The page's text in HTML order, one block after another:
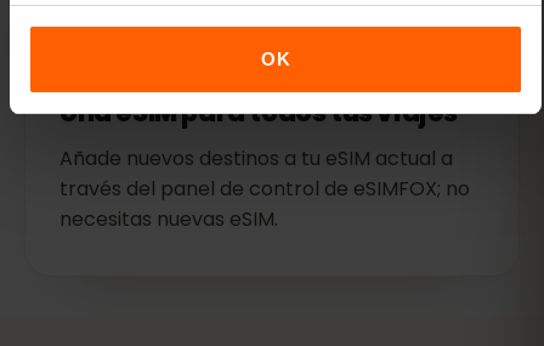
OK
Una eSIM para todos tus viajes
Añade nuevos destinos a tu eSIM actual a
través del panel de control de eSIMFOX; no
necesitas nuevas eSIM.